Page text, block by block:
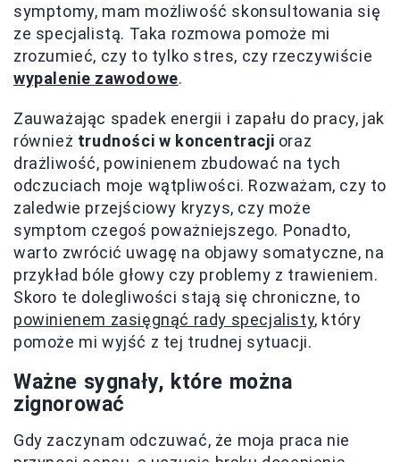
symptomy, mam możliwość skonsultowania się
ze specjalistą. Taka rozmowa pomoże mi
zrozumieć, czy to tylko stres, czy rzeczywiście
wypalenie zawodowe.
Zauważając spadek energii i zapału do pracy, jak
również trudności w koncentracji oraz
drażliwość, powinienem zbudować na tych
odczuciach moje wątpliwości. Rozważam, czy to
zaledwie przejściowy kryzys, czy może
symptom czegoś poważniejszego. Ponadto,
warto zwrócić uwagę na objawy somatyczne, na
przykład bóle głowy czy problemy z trawieniem.
Skoro te dolegliwości stają się chroniczne, to
powinienem zasięgnąć rady specjalisty, który
pomoże mi wyjść z tej trudnej sytuacji.
Ważne sygnały, które można
zignorować
Gdy zaczynam odczuwać, że moja praca nie